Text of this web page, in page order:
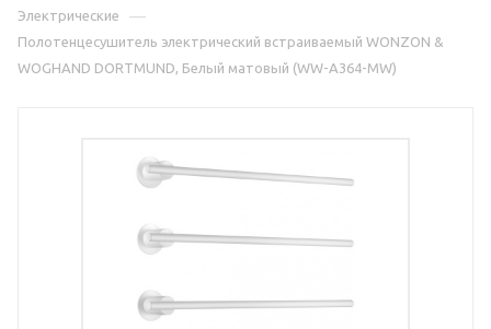
Электрические —
Полотенцесушитель электрический встраиваемый WONZON &
WOGHAND DORTMUND, Белый матовый (WW-A364-MW)